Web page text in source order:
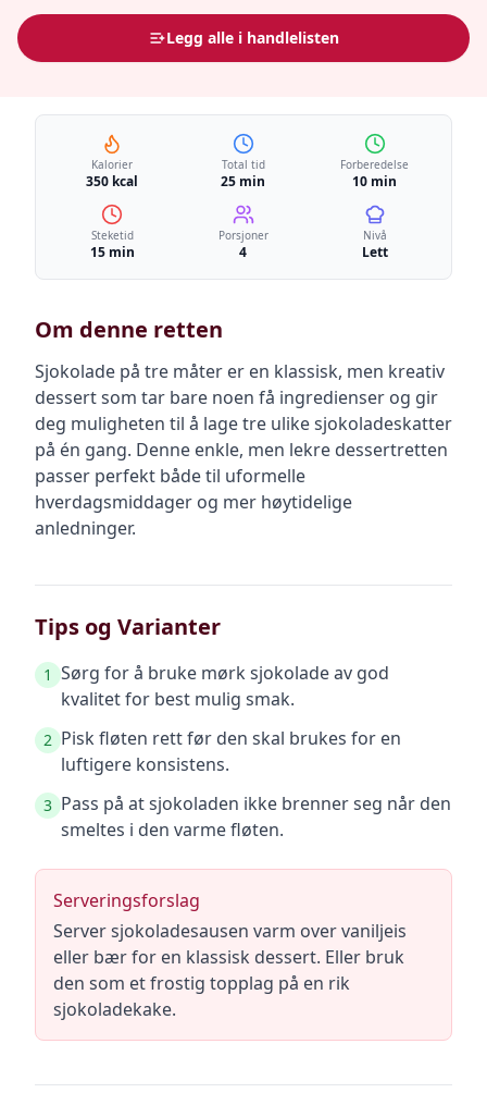
Legg alle i handlelisten
Kalorier
350 kcal
Total tid
25 min
Forberedelse
10 min
Steketid
15 min
Porsjoner
4
Nivå
Lett
Om denne retten
Sjokolade på tre måter er en klassisk, men kreativ
dessert som tar bare noen få ingredienser og gir
deg muligheten til å lage tre ulike sjokoladeskatter
på én gang. Denne enkle, men lekre dessertretten
passer perfekt både til uformelle
hverdagsmiddager og mer høytidelige
anledninger.
Tips og Varianter
1 Sørg for å bruke mørk sjokolade av god
kvalitet for best mulig smak.
2 Pisk fløten rett før den skal brukes for en
luftigere konsistens.
3 Pass på at sjokoladen ikke brenner seg når den
smeltes i den varme fløten.
Serveringsforslag
Server sjokoladesausen varm over vaniljeis
eller bær for en klassisk dessert. Eller bruk
den som et frostig topplag på en rik
sjokoladekake.